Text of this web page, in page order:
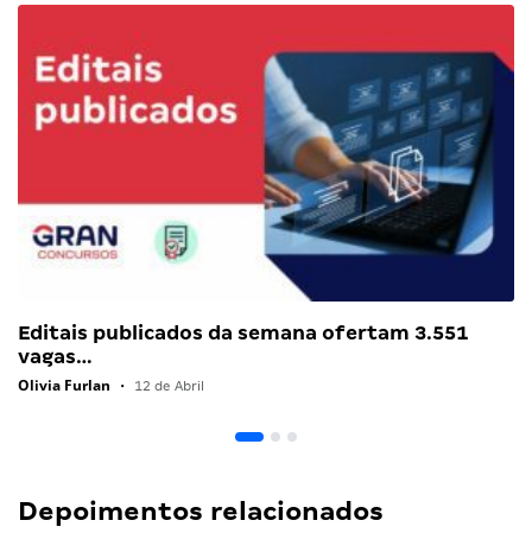
Editais publicados da semana ofertam 3.551
vagas…
Olivia Furlan • 12 de Abril
Depoimentos relacionados